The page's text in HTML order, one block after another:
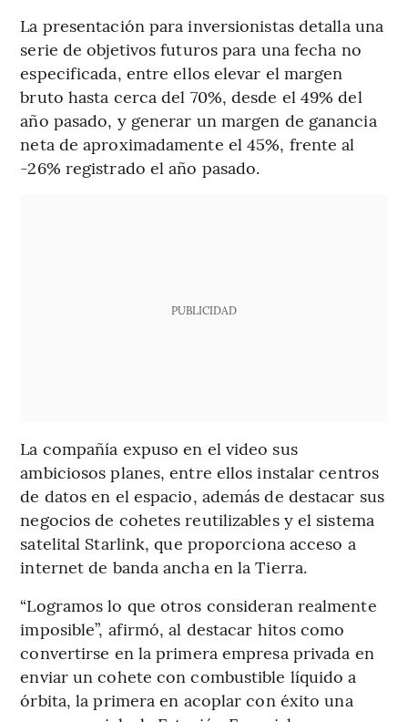
La presentación para inversionistas detalla una
serie de objetivos futuros para una fecha no
especificada, entre ellos elevar el margen
bruto hasta cerca del 70%, desde el 49% del
año pasado, y generar un margen de ganancia
neta de aproximadamente el 45%, frente al
-26% registrado el año pasado.
PUBLICIDAD
La compañía expuso en el video sus
ambiciosos planes, entre ellos instalar centros
de datos en el espacio, además de destacar sus
negocios de cohetes reutilizables y el sistema
satelital Starlink, que proporciona acceso a
internet de banda ancha en la Tierra.
“Logramos lo que otros consideran realmente
imposible”, afirmó, al destacar hitos como
convertirse en la primera empresa privada en
enviar un cohete con combustible líquido a
órbita, la primera en acoplar con éxito una